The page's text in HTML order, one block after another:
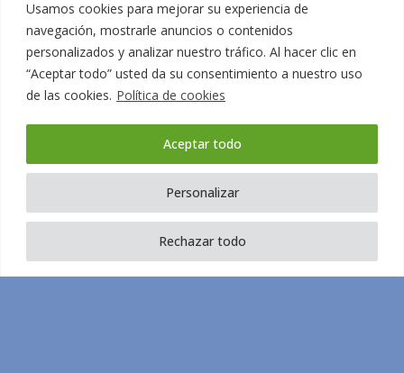
Usamos cookies para mejorar su experiencia de
navegación, mostrarle anuncios o contenidos
personalizados y analizar nuestro tráfico. Al hacer clic en
“Aceptar todo” usted da su consentimiento a nuestro uso
de las cookies. Política de cookies
Personalizar
Rechazar todo
Aceptar todo
Design by: Mustachecreative.com
Términos y condiciones
Política de privacidad